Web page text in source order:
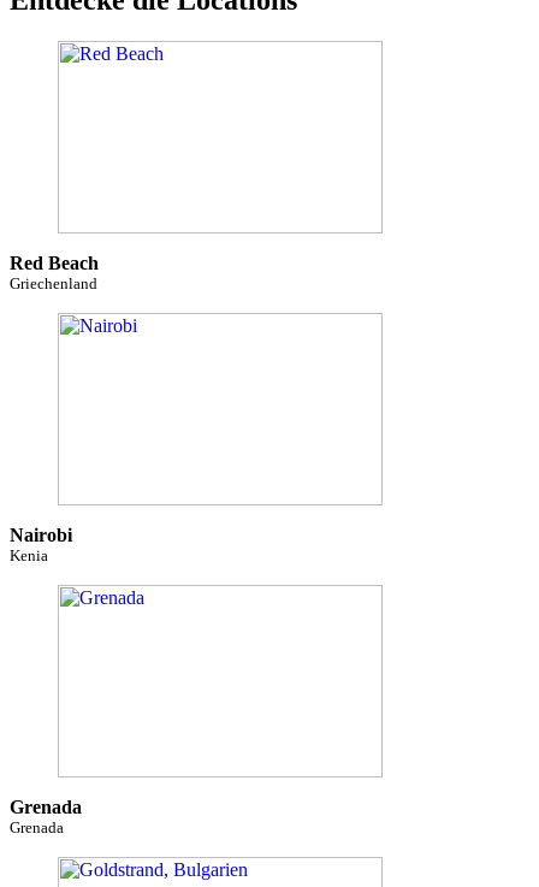
Red Beach
Griechenland
Nairobi
Kenia
Grenada
Grenada